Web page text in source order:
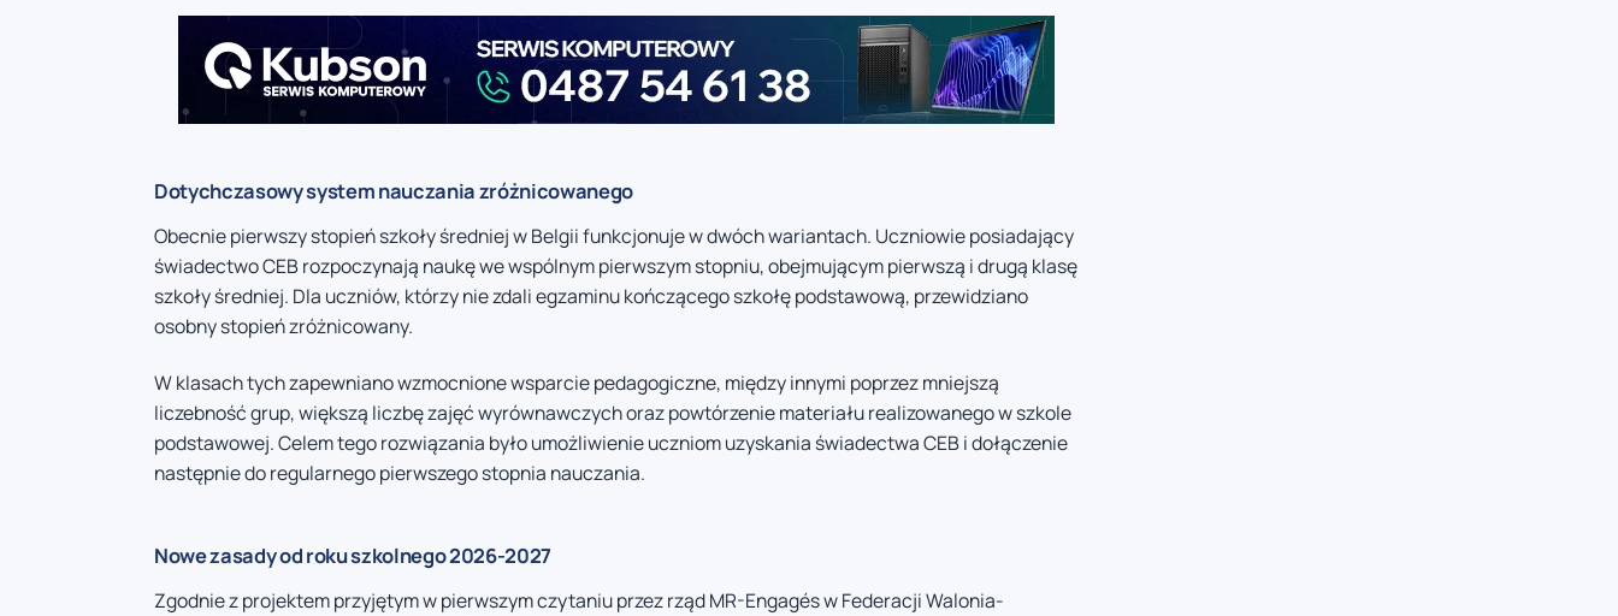
Dotychczasowy system nauczania zróżnicowanego
Obecnie pierwszy stopień szkoły średniej w Belgii funkcjonuje w dwóch wariantach. Uczniowie posiadający
świadectwo CEB rozpoczynają naukę we wspólnym pierwszym stopniu, obejmującym pierwszą i drugą klasę
szkoły średniej. Dla uczniów, którzy nie zdali egzaminu kończącego szkołę podstawową, przewidziano
osobny stopień zróżnicowany.
W klasach tych zapewniano wzmocnione wsparcie pedagogiczne, między innymi poprzez mniejszą
liczebność grup, większą liczbę zajęć wyrównawczych oraz powtórzenie materiału realizowanego w szkole
podstawowej. Celem tego rozwiązania było umożliwienie uczniom uzyskania świadectwa CEB i dołączenie
następnie do regularnego pierwszego stopnia nauczania.
Nowe zasady od roku szkolnego 2026-2027
Zgodnie z projektem przyjętym w pierwszym czytaniu przez rząd MR-Engagés w Federacji Walonia-